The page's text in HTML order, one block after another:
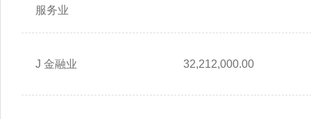
服务业
J 金融业 32,212,000.00